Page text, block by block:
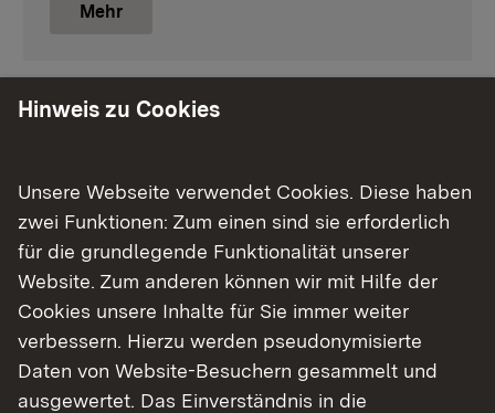
Mehr
Hinweis zu Cookies
Unsere Webseite verwendet Cookies. Diese haben
zwei Funktionen: Zum einen sind sie erforderlich
für die grundlegende Funktionalität unserer
Website. Zum anderen können wir mit Hilfe der
Cookies unsere Inhalte für Sie immer weiter
verbessern. Hierzu werden pseudonymisierte
Daten von Website-Besuchern gesammelt und
ausgewertet. Das Einverständnis in die